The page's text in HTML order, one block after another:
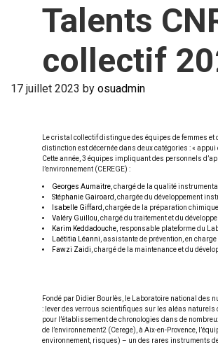
Talents
collectif
17 juillet 2023 by osuadmin
Le cristal collectif distingue des équipes de femmes
distinction est décernée dans deux catégories : « appui
Cette année, 3 équipes impliquant des personnels
l’environnement (CEREGE) :
Georges Aumaitre , chargé de la qualité
Stéphanie Gairoard , chargée du développement
Isabelle Giffard , chargée de la préparation
Valéry Guillou , chargé du traitement et du
Karim Keddadouche , responsable plateforme du
Laëtitia Léanni , assistante de prévention, en
Fawzi Zaidi , chargé de la maintenance et du
Fondé par Didier Bourlès, le Laboratoire national des
: lever des verrous scientifiques sur les aléas naturels
pour l’établissement de chronologies dans de
de l’environnement2 (Cerege), à Aix-en-Provence,
environnement, risques) – un des rares instruments